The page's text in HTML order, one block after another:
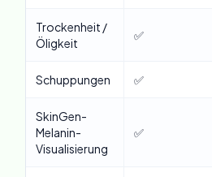
Trockenheit /
Öligkeit
✅
Schuppungen ✅
SkinGen-
Melanin-
Visualisierung
✅